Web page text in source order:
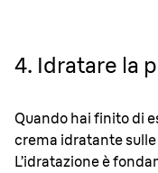
4. Idratare la
Quando hai finito di
crema idratante
L’idratazione è